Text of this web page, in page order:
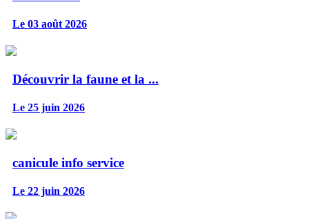
Le 03 août 2026
Découvrir la faune et la ...
Le 25 juin 2026
canicule info service
Le 22 juin 2026